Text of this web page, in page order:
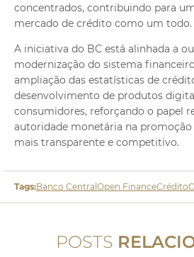
concentrados, contribuindo para
mercado de crédito como um todo.
A iniciativa do BC está alinhada a
modernização do sistema
ampliação das estatísticas de
desenvolvimento de produtos
consumidores, reforçando o papel
autoridade monetária na
mais transparente e competitivo.
Tags:Banco Central Open FinanceCrédito
POSTS